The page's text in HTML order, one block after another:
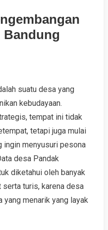
Bandung
suatu desa yang
kebudayaan.
tempat ini tidak
tetapi juga mulai
ingin menyusuri pesona
desa Pandak
diketahui oleh banyak
turis, karena desa
yang menarik yang layak